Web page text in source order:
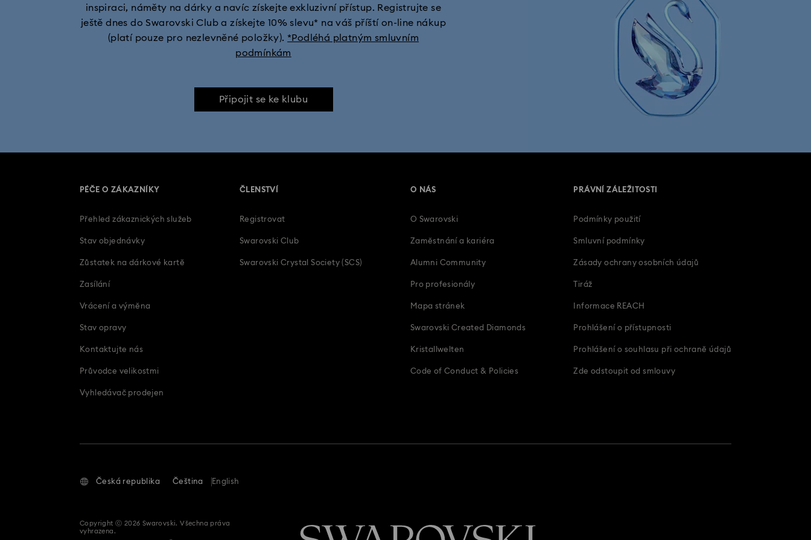
inspiraci, náměty na dárky a navíc získejte exkluzivní přístup. Registrujte se
ještě dnes do Swarovski Club a získejte 10% slevu* na váš příští on-line nákup
(platí pouze pro nezlevněné položky). *Podléhá platným smluvním
podmínkám
Připojit se ke klubu
PÉČE O ZÁKAZNÍKY
Přehled zákaznických služeb
Stav objednávky
Zůstatek na dárkové kartě
Zasílání
Vrácení a výměna
Stav opravy
Kontaktujte nás
Průvodce velikostmi
Vyhledávač prodejen
ČLENSTVÍ
Registrovat
Swarovski Club
Swarovski Crystal Society (SCS)
O NÁS
O Swarovski
Zaměstnání a kariéra
Alumni Community
Pro profesionály
Mapa stránek
Swarovski Created Diamonds
Kristallwelten
Code of Conduct & Policies
PRÁVNÍ ZÁLEŽITOSTI
Podmínky použití
Smluvní podmínky
Zásady ochrany osobních údajů
Tiráž
Informace REACH
Prohlášení o přístupnosti
Prohlášení o souhlasu při ochraně údajů
Zde odstoupit od smlouvy
Česká republika Čeština English
Copyright ⓒ 2026 Swarovski. Všechna práva
vyhrazena.